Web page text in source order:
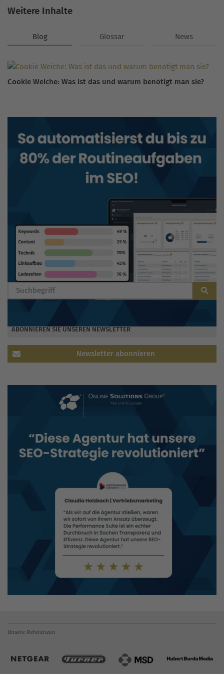
Weitere Inhalte
Blog Glossar News
Cookie Weiche: Was ist das und warum benötigt man sie?
BLOG DURCHSUCHEN
ABONNIEREN SIE UNSEREN NEWSLETTER
Newsletter abonnieren
Unsere Referenzen